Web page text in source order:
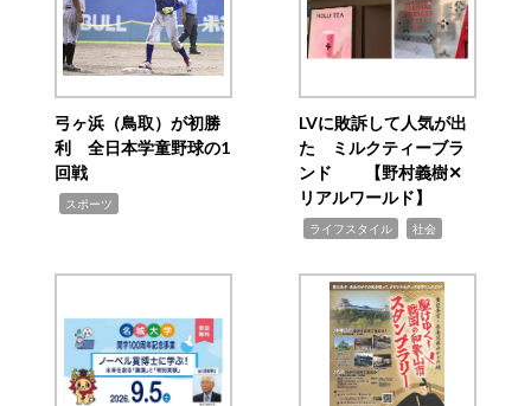
弓ヶ浜（鳥取）が初勝
利 全日本学童野球の1
回戦
スポーツ
LVに敗訴して人気が出
た ミルクティーブラ
ンド 【野村義樹✕
リアルワールド】
ライフスタイル 社会